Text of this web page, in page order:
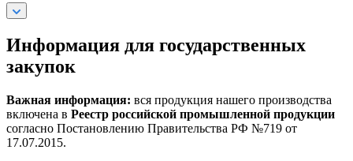
Информация для государственных
закупок
Важная информация: вся продукция нашего производства
включена в Реестр российской промышленной продукции
согласно Постановлению Правительства РФ №719 от
17.07.2015.